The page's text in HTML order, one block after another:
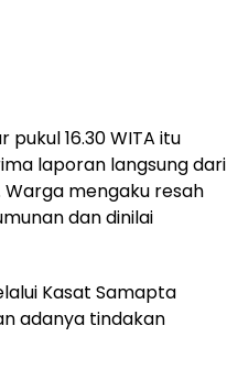
16.30 WITA itu
laporan langsung dari
mengaku resah
dan dinilai
Kasat Samapta
adanya tindakan